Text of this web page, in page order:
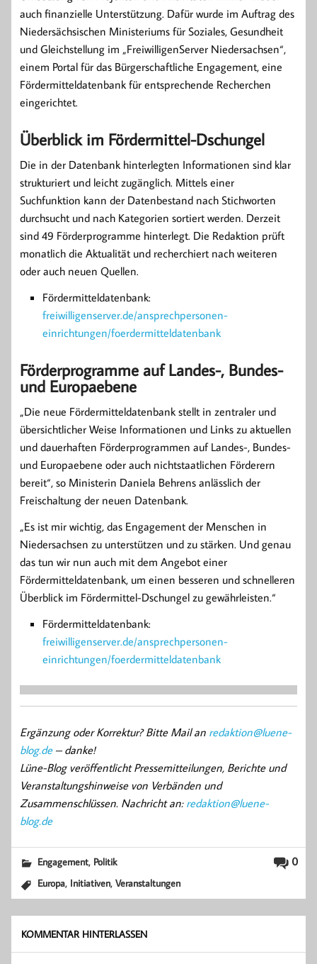
auch finanzielle Unterstützung. Dafür wurde im Auftrag des
Niedersächsischen Ministeriums für Soziales, Gesundheit
und Gleichstellung im „FreiwilligenServer Niedersachsen“,
einem Portal für das Bürgerschaftliche Engagement, eine
Fördermitteldatenbank für entsprechende Recherchen
eingerichtet.
Überblick im Fördermittel-Dschungel
Die in der Datenbank hinterlegten Informationen sind klar
strukturiert und leicht zugänglich. Mittels einer
Suchfunktion kann der Datenbestand nach Stichworten
durchsucht und nach Kategorien sortiert werden. Derzeit
sind 49 Förderprogramme hinterlegt. Die Redaktion prüft
monatlich die Aktualität und recherchiert nach weiteren
oder auch neuen Quellen.
Fördermitteldatenbank:
freiwilligenserver.de/ansprechpersonen-
einrichtungen/foerdermitteldatenbank
Förderprogramme auf Landes-, Bundes-
und Europaebene
„Die neue Fördermitteldatenbank stellt in zentraler und
übersichtlicher Weise Informationen und Links zu aktuellen
und dauerhaften Förderprogrammen auf Landes-, Bundes-
und Europaebene oder auch nichtstaatlichen Förderern
bereit“, so Ministerin Daniela Behrens anlässlich der
Freischaltung der neuen Datenbank.
„Es ist mir wichtig, das Engagement der Menschen in
Niedersachsen zu unterstützen und zu stärken. Und genau
das tun wir nun auch mit dem Angebot einer
Fördermitteldatenbank, um einen besseren und schnelleren
Überblick im Fördermittel-Dschungel zu gewährleisten.“
Fördermitteldatenbank:
freiwilligenserver.de/ansprechpersonen-
einrichtungen/foerdermitteldatenbank
Ergänzung oder Korrektur? Bitte Mail an redaktion@luene-
blog.de– danke!
Lüne-Blog veröffentlicht Pressemitteilungen, Berichte und
Veranstaltungshinweise von Verbänden und
Zusammenschlüssen. Nachricht an: redaktion@luene-
blog.de
0
Engagement, Politik
Europa, Initiativen,Veranstaltungen
KOMMENTAR HINTERLASSEN